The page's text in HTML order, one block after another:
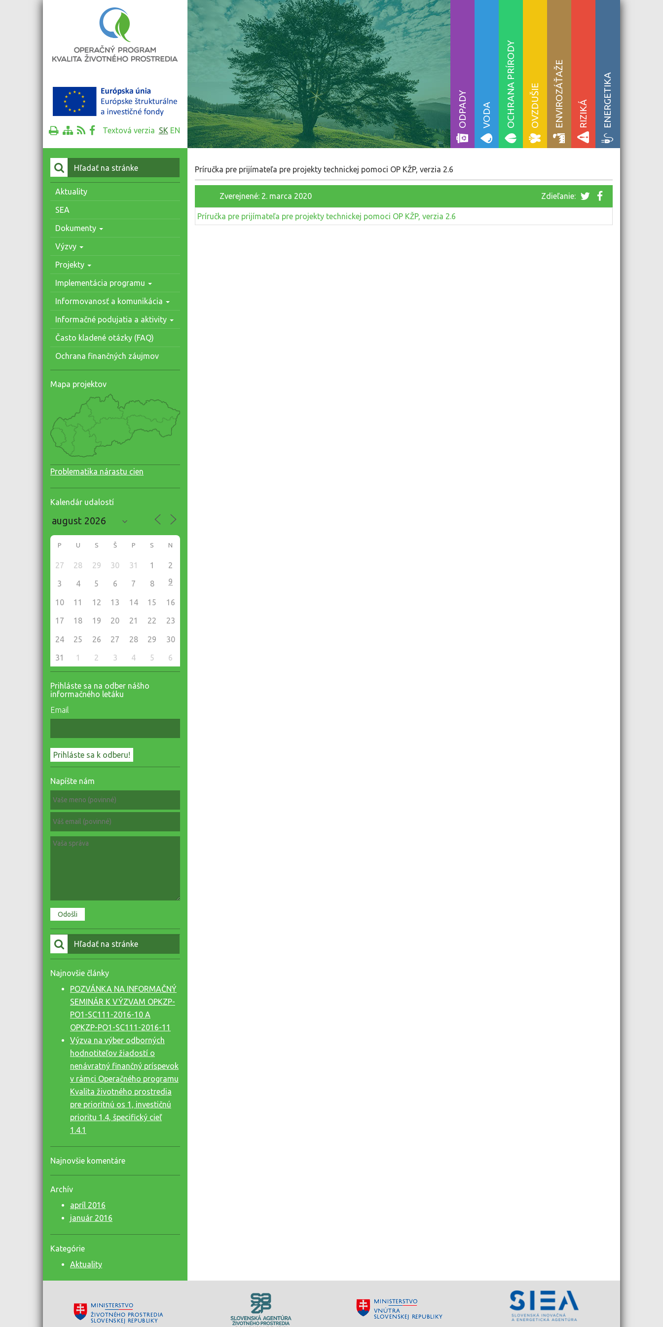
Textová verzia SK EN
ODPADY VODA OCHRANA PRÍRODY OVZDUŠIE ENVIROZÁŤAŽE RIZIKÁ ENERGETIKA
Vyhľadať:
Aktuality
SEA
Dokumenty
Výzvy
Projekty
Implementácia programu
Informovanosť a komunikácia
Informačné podujatia a aktivity
Často kladené otázky (FAQ)
Ochrana finančných záujmov
Mapa projektov
Problematika nárastu cien
Kalendár udalostí
P U S Š P S N
27 28 29 30 31 1 2
3 4 5 6 7 8 9
10 11 12 13 14 15 16
17 18 19 20 21 22 23
24 25 26 27 28 29 30
31 1 2 3 4 5 6
Prihláste sa na odber nášho
informačného letáku
Email
Napíšte nám
Vyhľadať:
Najnovšie články
POZVÁNKA NA INFORMAČNÝ
SEMINÁR K VÝZVAM OPKZP-
PO1-SC111-2016-10 A
OPKZP-PO1-SC111-2016-11
Výzva na výber odborných
hodnotiteľov žiadostí o
nenávratný finančný príspevok
v rámci Operačného programu
Kvalita životného prostredia
pre prioritnú os 1, investičnú
prioritu 1.4, špecifický cieľ
1.4.1
Najnovšie komentáre
Archív
apríl 2016
január 2016
Kategórie
Aktuality
Príručka pre prijímateľa pre projekty technickej pomoci OP KŽP, verzia 2.6
Zverejnené: 2. marca 2020 Zdieľanie:
Príručka pre prijímateľa pre projekty technickej pomoci OP KŽP, verzia 2.6